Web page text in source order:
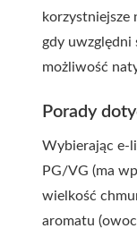
korzystniejsze
gdy uwzględni
możliwość
Porady
Wybierając e-
PG/VG (ma
wielkość
aromatu